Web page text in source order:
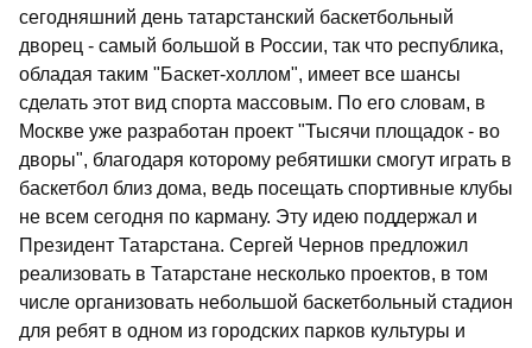
сегодняшний день татарстанский баскетбольный
дворец - самый большой в России, так что республика,
обладая таким "Баскет-холлом", имеет все шансы
сделать этот вид спорта массовым. По его словам, в
Москве уже разработан проект "Тысячи площадок - во
дворы", благодаря которому ребятишки смогут играть в
баскетбол близ дома, ведь посещать спортивные клубы
не всем сегодня по карману. Эту идею поддержал и
Президент Татарстана. Сергей Чернов предложил
реализовать в Татарстане несколько проектов, в том
числе организовать небольшой баскетбольный стадион
для ребят в одном из городских парков культуры и